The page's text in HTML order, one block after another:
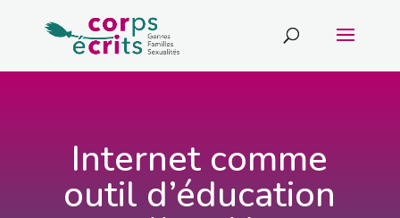
Internet comme
outil d’éducation